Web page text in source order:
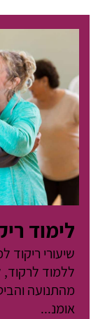
לימוד
שיעורי
ללמוד לרקוד,
מהתנועה
אומנ...